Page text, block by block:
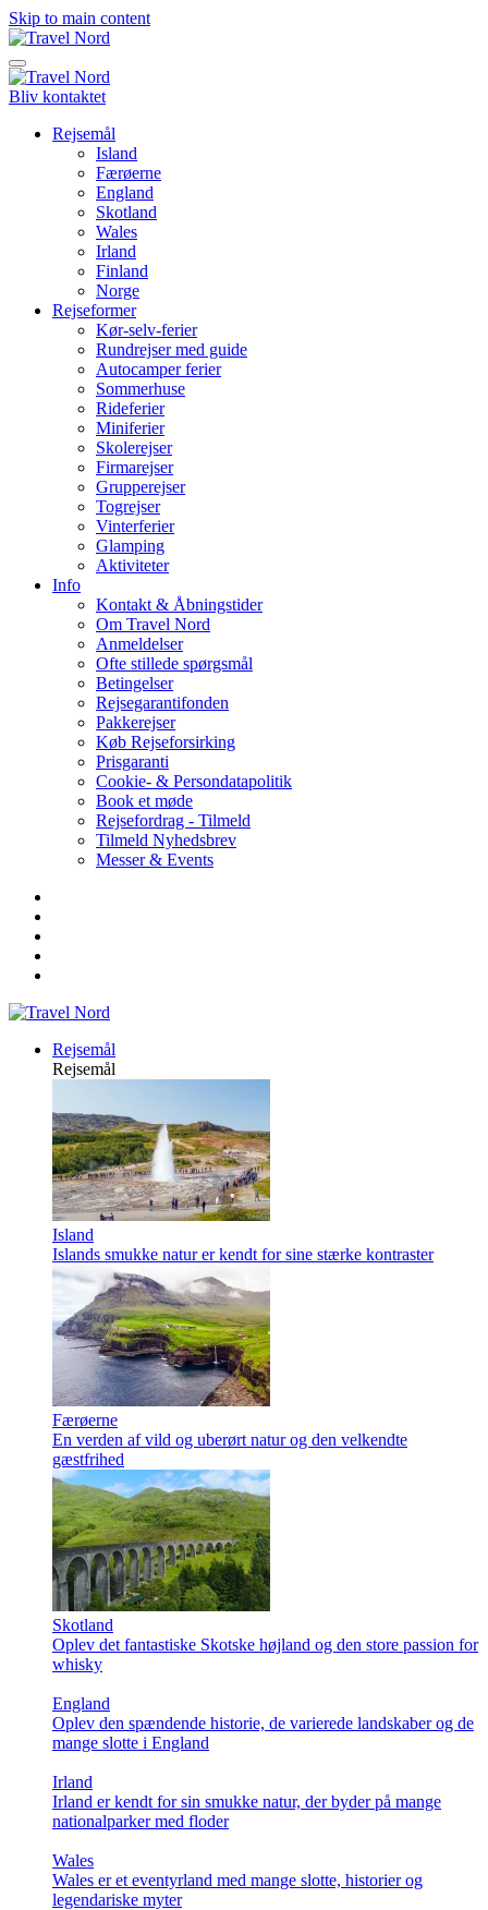
Skip to main content
Bliv kontaktet
Rejsemål
Island
Færøerne
England
Skotland
Wales
Irland
Finland
Norge
Rejseformer
Kør-selv-ferier
Rundrejser med guide
Autocamper ferier
Sommerhuse
Rideferier
Miniferier
Skolerejser
Firmarejser
Grupperejser
Togrejser
Vinterferier
Glamping
Aktiviteter
Info
Kontakt & Åbningstider
Om Travel Nord
Anmeldelser
Ofte stillede spørgsmål
Betingelser
Rejsegarantifonden
Pakkerejser
Køb Rejseforsirking
Prisgaranti
Cookie- & Persondatapolitik
Book et møde
Rejsefordrag - Tilmeld
Tilmeld Nyhedsbrev
Messer & Events
Rejsemål
Rejsemål
Island
Islands smukke natur er kendt for sine stærke kontraster
Færøerne
En verden af vild og uberørt natur og den velkendte
gæstfrihed
Skotland
Oplev det fantastiske Skotske højland og den store passion for
whisky
England
Oplev den spændende historie, de varierede landskaber og de
mange slotte i England
Irland
Irland er kendt for sin smukke natur, der byder på mange
nationalparker med floder
Wales
Wales er et eventyrland med mange slotte, historier og
legendariske myter